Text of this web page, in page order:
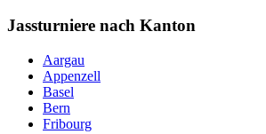
Jassturniere nach Kanton
Aargau
Appenzell
Basel
Bern
Fribourg